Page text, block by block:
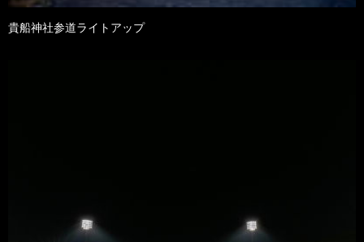
貴船神社参道ライトアップ